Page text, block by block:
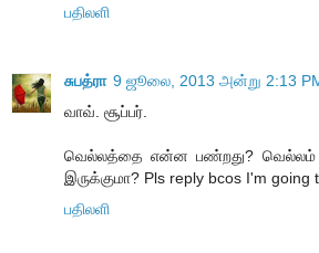
பதிலளி
சுபத்ரா 9 ஜூலை, 2013 அன்று 2:13
வாவ். சூப்பர்.
வெல்லத்தை என்ன பண்றது? வெல்லம்
இருக்குமா? Pls reply bcos I'm going
பதிலளி